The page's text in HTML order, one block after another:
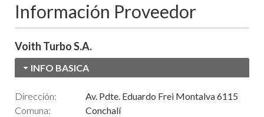
Información Proveedor
Voith Turbo S.A.
INFO BASICA
Dirección:
Av. Pdte. Eduardo Frei Montalva 6115
Comuna:
Conchalí